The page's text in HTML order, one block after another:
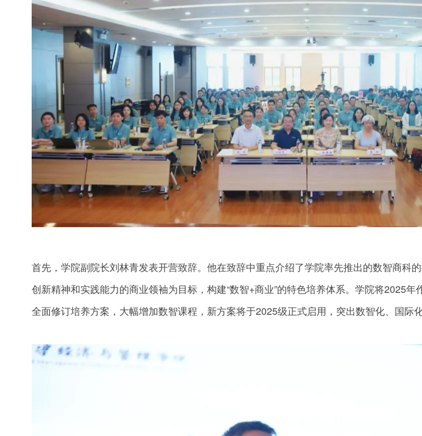
首先，学院副院长刘林青发表开营致辞。他在致辞中重点介绍了学院率先推出的数智商科
创新精神和实践能力的商业领袖为目标，构建“数智+商业”的特色培养体系。学院将2025
全面修订培养方案，大幅增加数智课程，新方案将于2025级正式启用，突出数智化、国际